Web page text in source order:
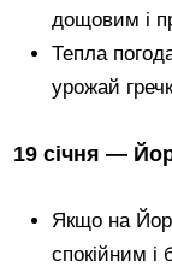
дощовим і
Тепла
урожай
19 січня —
Якщо на
спокійним і